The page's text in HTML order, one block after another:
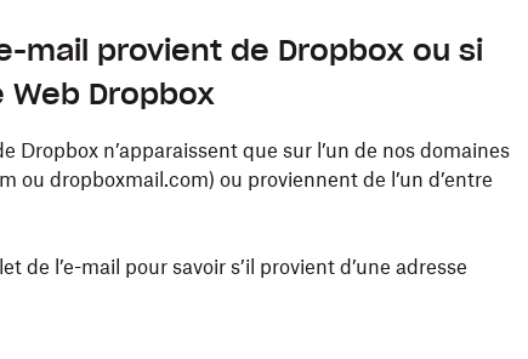
mail provient de Dropbox ou si
Dropbox
Dropbox n’apparaissent que sur l’un de nos domaines
ou dropboxmail.com) ou proviennent de l’un d’entre
de l’e-mail pour savoir s’il provient d’une adresse